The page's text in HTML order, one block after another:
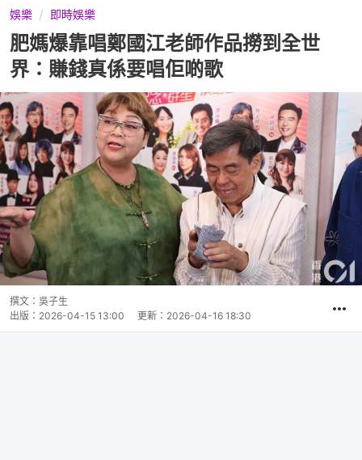
娛樂 即時娛樂
肥媽爆靠唱鄭國江老師作品撈到全世
界：賺錢真係要唱佢啲歌
撰文： 吳子生
出版： 2026-04-15 13:00 更新： 2026-04-16 18:30